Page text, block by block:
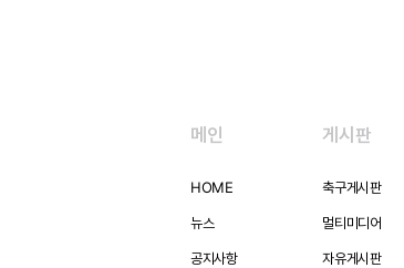
메인
HOME
뉴스
공지사항
게시판
축구게시판
멀티미디어
자유게시판